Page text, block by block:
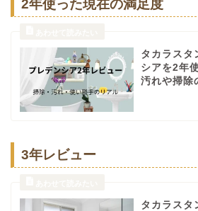
2年使った現在の満足度
タカラスタ
シアを2年
汚れや掃除
3年レビュー
タカラスタ